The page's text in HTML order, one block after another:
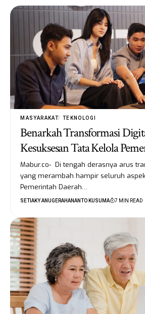
MASYARAKAT TEKNOLOGI
Benarkah Transformasi
Kesuksesan Tata Kelola
Mabur.co- Di tengah derasnya arus
yang merambah hampir seluruh
Pemerintah Daerah…
SETIAKY ANUGERAHANANTO KUSUMA 7 MIN READ